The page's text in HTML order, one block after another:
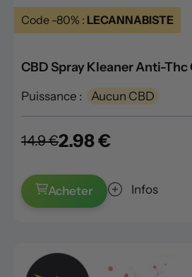
Code -80% : LECANNABISTE
CBD Spray Kleaner Anti-
Puissance : Aucun CBD
14.9 €2.98 €
Acheter Infos